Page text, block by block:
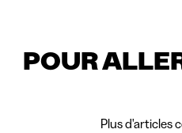
POUR
Plus d'articles